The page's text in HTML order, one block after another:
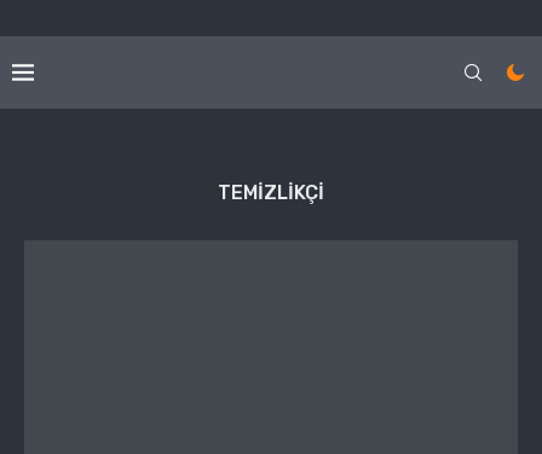
TEMIZLIKÇI